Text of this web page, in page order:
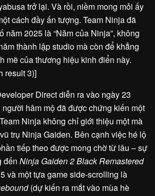
trở lại. Và rồi, niềm mong mỏi ấy
cách đầy ấn tượng. Team Ninja đã
năm 2025 là “Năm của Ninja”, không
thành lập studio mà còn để khẳng
mẽ của thương hiệu kinh điển này.
result 3)]
Direct diễn ra vào ngày 23
hâm mộ đã được chứng kiến một
Ninja không chỉ giới thiệu một mà
trụ Ninja Gaiden. Bên cạnh việc hé lộ
tiếp theo được mong chờ từ lâu – sự
đến Ninja Gaiden 2 Black Remastered
và một tựa game side-scrolling là
(dự kiến ra mắt vào mùa hè